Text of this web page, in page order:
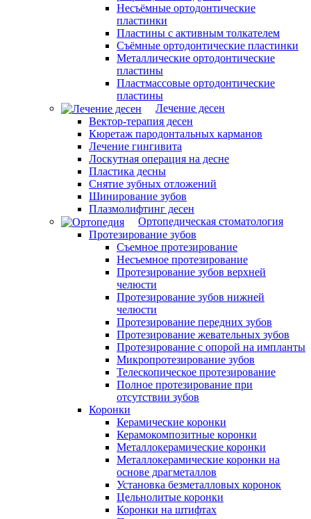
Несъёмные ортодонтические
пластинки
Пластины с активным толкателем
Съёмные ортодонтические пластинки
Металлические ортодонтические
пластины
Пластмассовые ортодонтические
пластины
Лечение десен
Вектор-терапия десен
Кюретаж пародонтальных карманов
Лечение гингивита
Лоскутная операция на десне
Пластика десны
Снятие зубных отложений
Шинирование зубов
Плазмолифтинг десен
Ортопедическая стоматология
Протезирование зубов
Съемное протезирование
Несъемное протезирование
Протезирование зубов верхней
челюсти
Протезирование зубов нижней
челюсти
Протезирование передних зубов
Протезирование жевательных зубов
Протезирование с опорой на импланты
Микропротезирование зубов
Телескопическое протезирование
Полное протезирование при
отсутствии зубов
Коронки
Керамические коронки
Керамокомпозитные коронки
Металлокерамические коронки
Металлокерамические коронки на
основе драгметаллов
Установка безметалловых коронок
Цельнолитые коронки
Коронки на штифтах